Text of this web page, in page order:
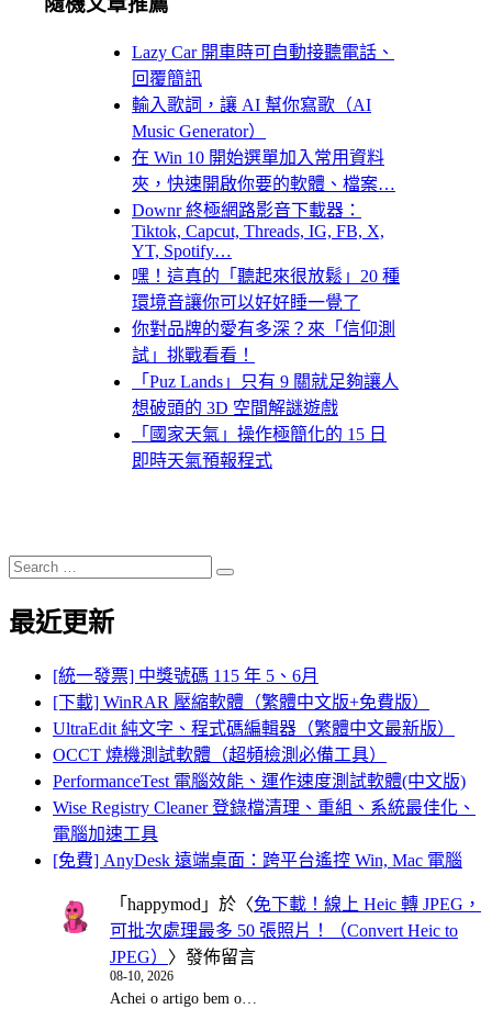
Lazy Car 開車時可自動接聽電話、
回覆簡訊
輸入歌詞，讓 AI 幫你寫歌（AI
Music Generator）
在 Win 10 開始選單加入常用資料
夾，快速開啟你要的軟體、檔案…
Downr 終極網路影音下載器：
Tiktok, Capcut, Threads, IG, FB, X,
YT, Spotify…
嘿！這真的「聽起來很放鬆」20 種
環境音讓你可以好好睡一覺了
你對品牌的愛有多深？來「信仰測
試」挑戰看看！
「Puz Lands」只有 9 關就足夠讓人
想破頭的 3D 空間解謎遊戲
「國家天氣」操作極簡化的 15 日
即時天氣預報程式
Search
for:
Search
最近更新
[統一發票] 中獎號碼 115 年 5、6月
[下載] WinRAR 壓縮軟體（繁體中文版+免費版）
UltraEdit 純文字、程式碼編輯器（繁體中文最新版）
OCCT 燒機測試軟體（超頻檢測必備工具）
PerformanceTest 電腦效能、運作速度測試軟體(中文版)
Wise Registry Cleaner 登錄檔清理、重組、系統最佳化、
電腦加速工具
[免費] AnyDesk 遠端桌面：跨平台遙控 Win, Mac 電腦
「 happymod 」於〈免下載！線上 Heic 轉 JPEG，
可批次處理最多 50 張照片！（Convert Heic to
JPEG） 〉發佈留言
08-10, 2026
Achei o artigo bem o…